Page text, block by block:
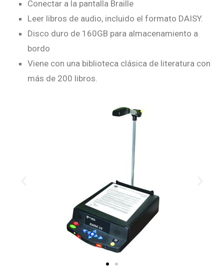
Conectar a la pantalla Braille
Leer libros de audio, incluido el formato DAISY.
Disco duro de 160GB para almacenamiento a
bordo
Viene con una biblioteca clásica de literatura con
más de 200 libros.